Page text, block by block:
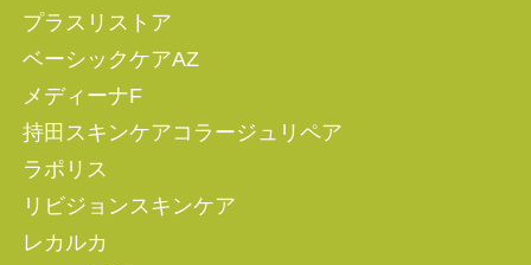
プラスリストア
ベーシックケアAZ
メディーナF
持田スキンケアコラージュリペア
ラポリス
リビジョンスキンケア
レカルカ